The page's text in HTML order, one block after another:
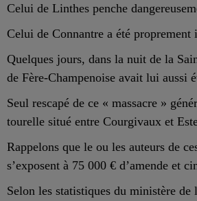
Celui de Linthes penche
Celui de Connantre a été proprement
Quelques jours, dans la nuit de la
de Fère-Champenoise avait lui aussi
Seul rescapé de ce « massacre »
tourelle situé entre Courgivaux et
Rappelons que le ou les auteurs de
s’exposent à 75 000 € d’amende et
Selon les statistiques du ministère de